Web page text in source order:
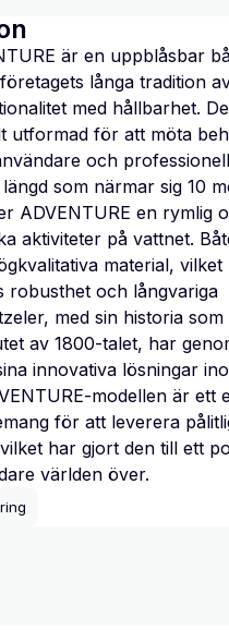
är en uppblåsbar
långa tradition
med hållbarhet.
utformad för att möta
och
som närmar sig 10
ADVENTURE en rymlig
aktiviteter på vattnet.
material, vilket
robusthet och långvariga
med sin historia
av 1800-talet, har
innovativa lösningar
modellen är ett
för att leverera
har gjort den till ett
världen över.